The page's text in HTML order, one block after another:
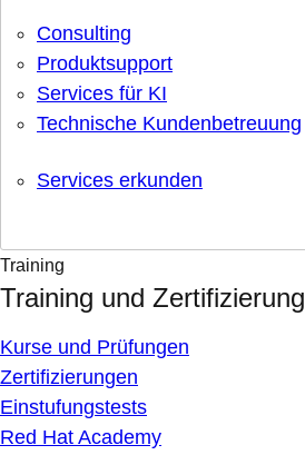
Consulting
Produktsupport
Services für KI
Technische Kundenbetreuung
Services erkunden
Training
Training und Zertifizierung
Kurse und Prüfungen
Zertifizierungen
Einstufungstests
Red Hat Academy